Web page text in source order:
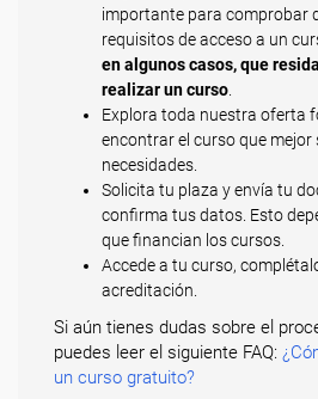
importante para comprobar
requisitos de acceso a un
en algunos casos, que
realizar un curso
Explora toda nuestra oferta
encontrar el curso que mejor
necesidades.
Solicita tu plaza y envía tu
confirma tus datos. Esto
que financian los cursos.
Accede a tu curso,
acreditación.
Si aún tienes dudas sobre el
puedes leer el siguiente FAQ:
un curso gratuito?